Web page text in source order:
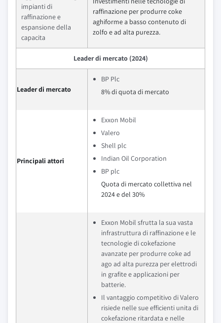
impianti di
raffinazione e
espansione della
capacita
raffinazione per produrre coke
aghiforme a basso contenuto di
zolfo e ad alta purezza.
Leader di mercato (2024)
Leader di mercato
BP Plc
8% di quota di mercato
Principali attori
Exxon Mobil
Valero
Shell plc
Indian Oil Corporation
BP plc
Quota di mercato collettiva nel
2024 e del 30%
Exxon Mobil sfrutta la sua vasta
infrastruttura di raffinazione e le
tecnologie di cokefazione
avanzate per produrre coke ad
ago ad alta purezza per elettrodi
in grafite e applicazioni per
batterie.
Il vantaggio competitivo di Valero
risiede nelle sue efficienti unita di
cokefazione ritardata e nelle